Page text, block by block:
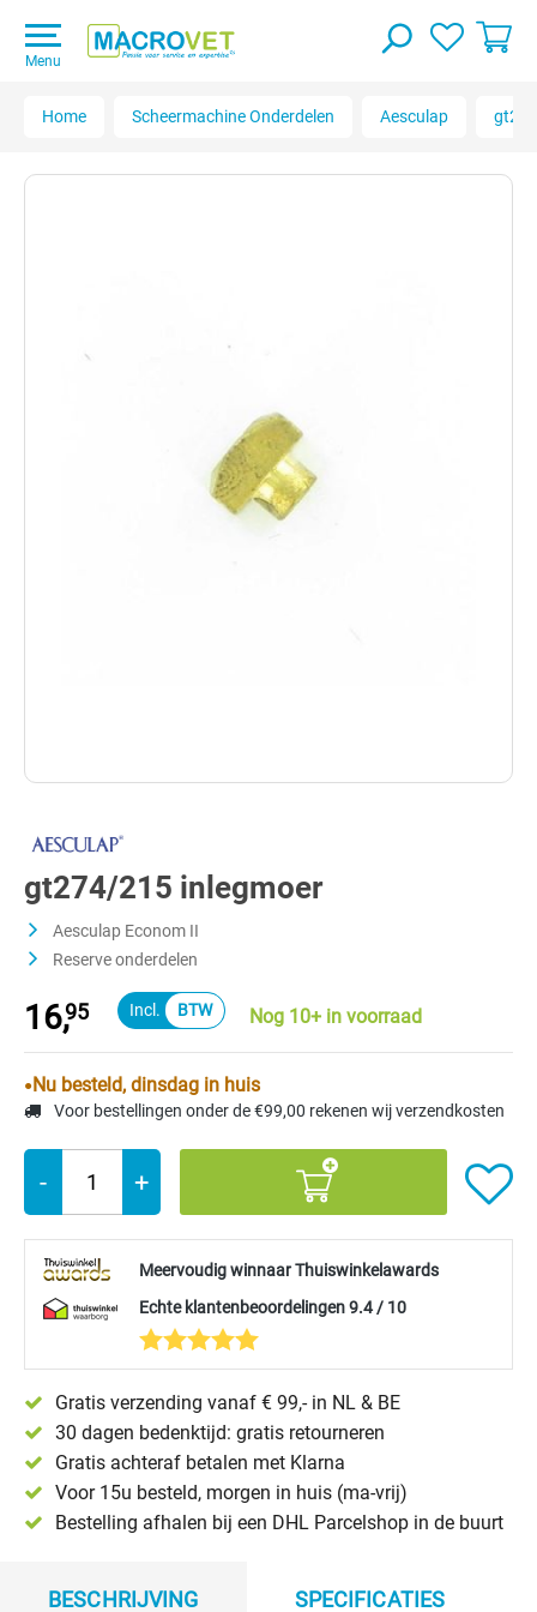
Menu
Home Scheermachine Onderdelen Aesculap
gt274/215 inlegmoer
Aesculap Econom II
Reserve onderdelen
16,95 Nog 10+ in voorraad
Nu besteld, dinsdag in huis
Voor bestellingen onder de €99,00 rekenen wij verzendkosten
- +
Meervoudig winnaar Thuiswinkelawards
Echte klantenbeoordelingen 9.4 / 10
Gratis verzending vanaf € 99,- in NL & BE
30 dagen bedenktijd: gratis retourneren
Gratis achteraf betalen met Klarna
Voor 15u besteld, morgen in huis (ma-vrij)
Bestelling afhalen bij een DHL Parcelshop in de buurt
BESCHRIJVING SPECIFICATIES